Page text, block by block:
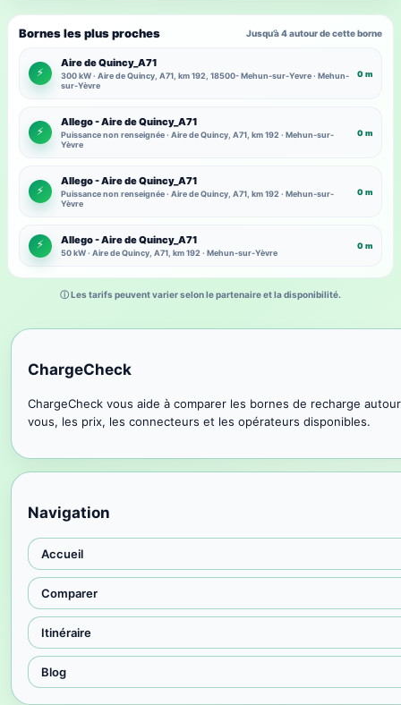
Bornes les plus proches Jusqu’à 4 autour de cette borne
⚡
Aire de Quincy_A71
300 kW · Aire de Quincy, A71, km 192, 18500- Mehun-sur-Yevre · Mehun-
sur-Yèvre
0 m
⚡
Allego - Aire de Quincy_A71
Puissance non renseignée · Aire de Quincy, A71, km 192 · Mehun-sur-
Yèvre
0 m
⚡
Allego - Aire de Quincy_A71
Puissance non renseignée · Aire de Quincy, A71, km 192 · Mehun-sur-
Yèvre
0 m
⚡ Allego - Aire de Quincy_A71
50 kW · Aire de Quincy, A71, km 192 · Mehun-sur-Yèvre
0 m
ⓘ Les tarifs peuvent varier selon le partenaire et la disponibilité.
ChargeCheck
ChargeCheck vous aide à comparer les bornes de recharge
vous, les prix, les connecteurs et les opérateurs disponibles.
Navigation
Accueil
Comparer
Itinéraire
Blog